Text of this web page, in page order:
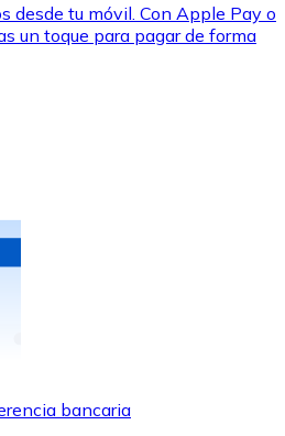
con efectivo en tu tienda más
desde tu móvil. Con Apple Pay o
un toque para pagar de forma
bancaria